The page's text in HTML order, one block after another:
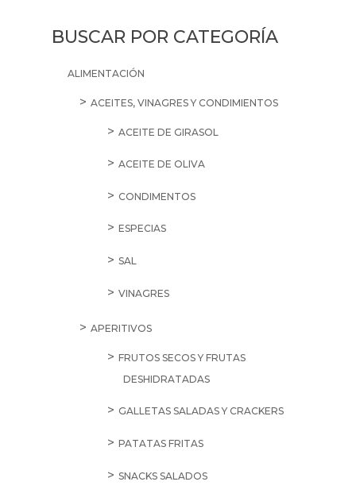
BUSCAR POR CATEGORÍA
ALIMENTACIÓN
ACEITES, VINAGRES Y CONDIMIENTOS
ACEITE DE GIRASOL
ACEITE DE OLIVA
CONDIMENTOS
ESPECIAS
SAL
VINAGRES
APERITIVOS
FRUTOS SECOS Y FRUTAS
DESHIDRATADAS
GALLETAS SALADAS Y CRACKERS
PATATAS FRITAS
SNACKS SALADOS